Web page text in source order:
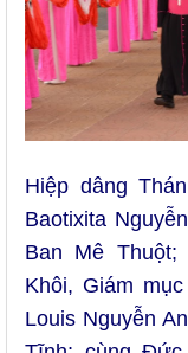
Hiệp dâng
Baotixita
Ban Mê
Khôi, Giám
Louis Nguyễn